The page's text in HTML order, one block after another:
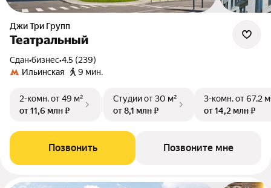
Джи Три Групп
Театральный
Сдан•бизнес•4.5 (239)
Ильинская
9 мин.
2-комн.от 49 м²
от 11,6 млн ₽
Студииот 30 м²
от 8,1 млн ₽
3-комн.от 67,2
от 14,2 млн ₽
Позвонить Позвоните мне